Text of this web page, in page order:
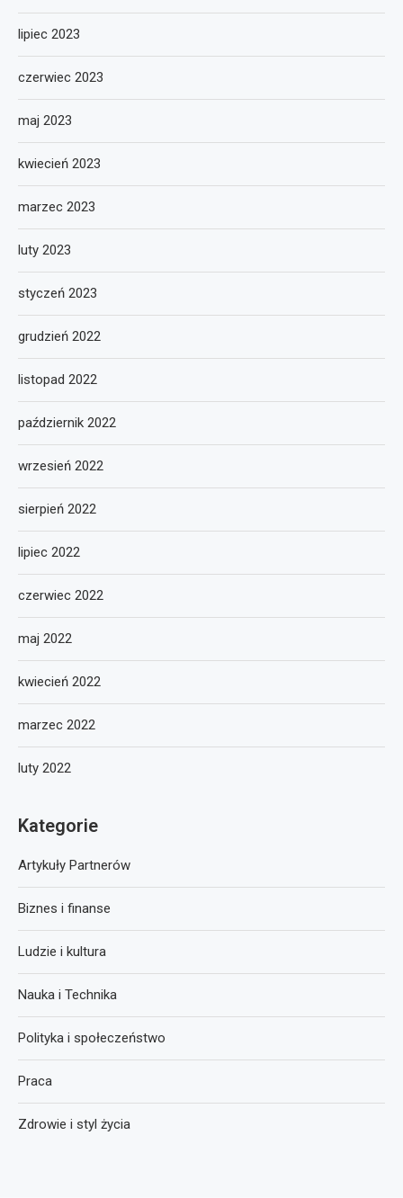
lipiec 2023
czerwiec 2023
maj 2023
kwiecień 2023
marzec 2023
luty 2023
styczeń 2023
grudzień 2022
listopad 2022
październik 2022
wrzesień 2022
sierpień 2022
lipiec 2022
czerwiec 2022
maj 2022
kwiecień 2022
marzec 2022
luty 2022
Kategorie
Artykuły Partnerów
Biznes i finanse
Ludzie i kultura
Nauka i Technika
Polityka i społeczeństwo
Praca
Zdrowie i styl życia